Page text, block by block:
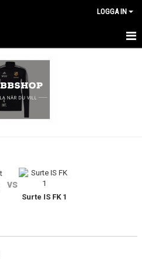
LOGGA IN
vs
Surte IS FK 1